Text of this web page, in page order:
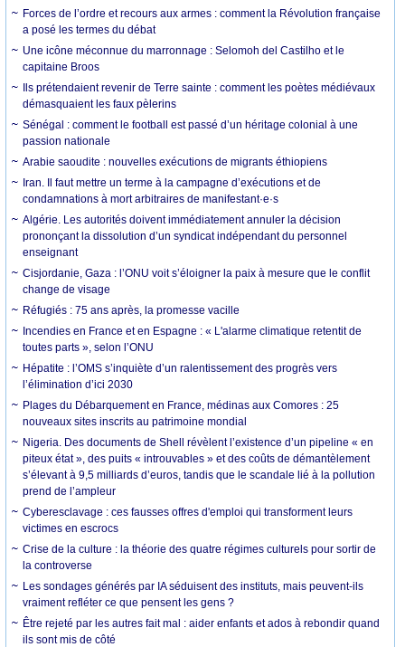
Forces de l’ordre et recours aux armes : comment la Révolution française
a posé les termes du débat
Une icône méconnue du marronnage : Selomoh del Castilho et le
capitaine Broos
Ils prétendaient revenir de Terre sainte : comment les poètes médiévaux
démasquaient les faux pèlerins
Sénégal : comment le football est passé d’un héritage colonial à une
passion nationale
Arabie saoudite : nouvelles exécutions de migrants éthiopiens
Iran. Il faut mettre un terme à la campagne d’exécutions et de
condamnations à mort arbitraires de manifestant·e·s
Algérie. Les autorités doivent immédiatement annuler la décision
prononçant la dissolution d’un syndicat indépendant du personnel
enseignant
Cisjordanie, Gaza : l’ONU voit s’éloigner la paix à mesure que le conflit
change de visage
Réfugiés : 75 ans après, la promesse vacille
Incendies en France et en Espagne : « L'alarme climatique retentit de
toutes parts », selon l’ONU
Hépatite : l’OMS s’inquiète d’un ralentissement des progrès vers
l’élimination d’ici 2030
Plages du Débarquement en France, médinas aux Comores : 25
nouveaux sites inscrits au patrimoine mondial
Nigeria. Des documents de Shell révèlent l’existence d’un pipeline « en
piteux état », des puits « introuvables » et des coûts de démantèlement
s’élevant à 9,5 milliards d’euros, tandis que le scandale lié à la pollution
prend de l’ampleur
Cyberesclavage : ces fausses offres d'emploi qui transforment leurs
victimes en escrocs
Crise de la culture : la théorie des quatre régimes culturels pour sortir de
la controverse
Les sondages générés par IA séduisent des instituts, mais peuvent-ils
vraiment refléter ce que pensent les gens ?
Être rejeté par les autres fait mal : aider enfants et ados à rebondir quand
ils sont mis de côté